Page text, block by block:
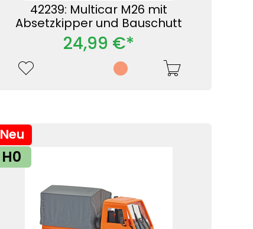
42239: Multicar M26 mit
Absetzkipper und Bauschutt
24,99 €*
H0
Neu